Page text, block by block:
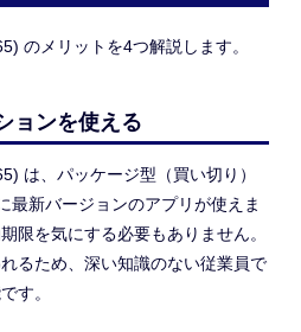
のメリットを4つ解説します。
ョンを使える
は、パッケージ型（買い切り）
最新バージョンのアプリが使えま
限を気にする必要もありません。
るため、深い知識のない従業員で
す。